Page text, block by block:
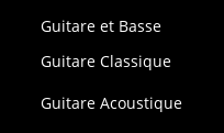
Guitare et Basse
Guitare Classique
Guitare Acoustique